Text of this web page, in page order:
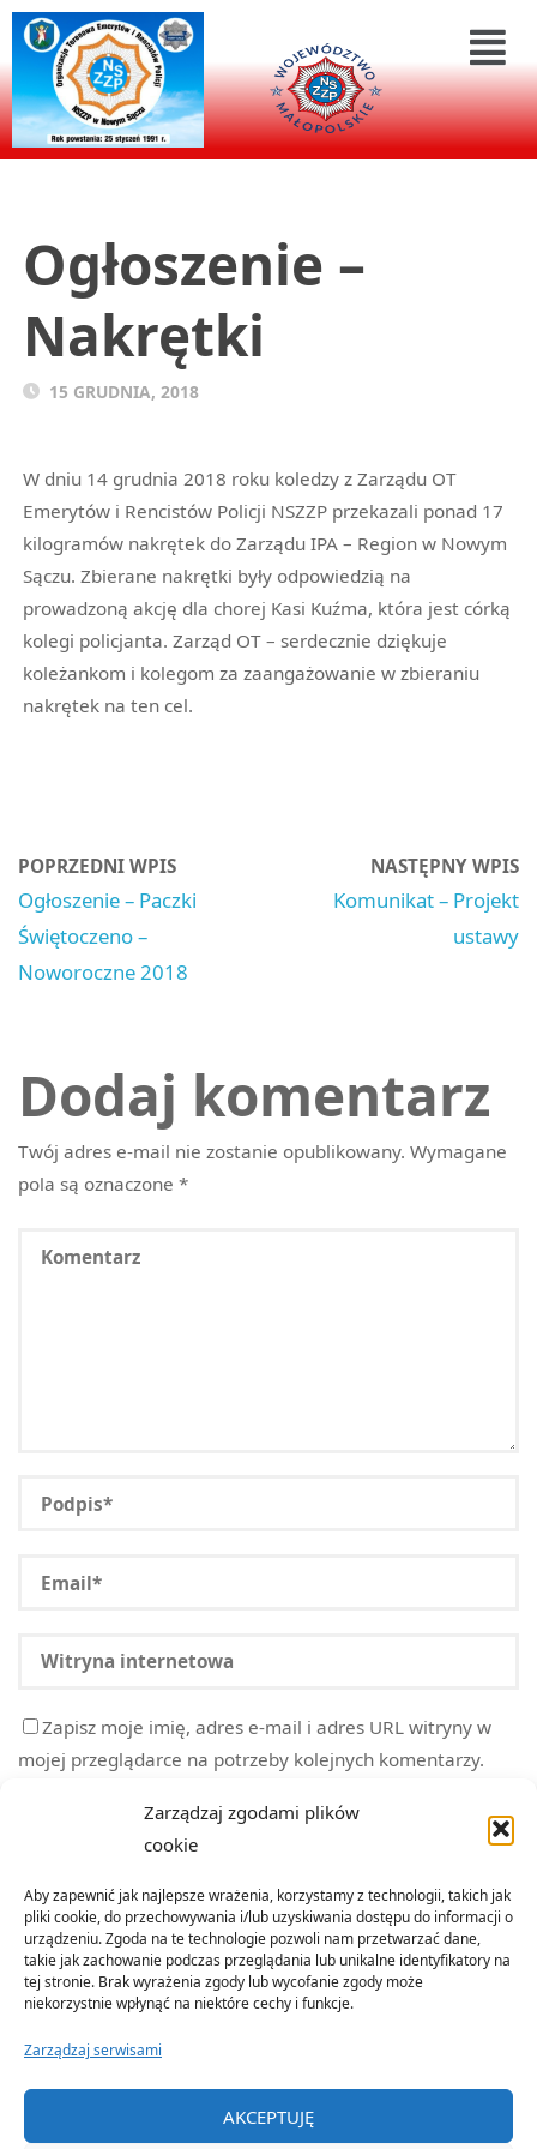
Zarządzaj zgodami plików
cookie
Aby zapewnić jak najlepsze wrażenia, korzystamy z technologii, takich jak
pliki cookie, do przechowywania i/lub uzyskiwania dostępu do informacji o
urządzeniu. Zgoda na te technologie pozwoli nam przetwarzać dane,
takie jak zachowanie podczas przeglądania lub unikalne identyfikatory na
tej stronie. Brak wyrażenia zgody lub wycofanie zgody może
niekorzystnie wpłynąć na niektóre cechy i funkcje.
Zarządzaj serwisami
AKCEPTUJĘ
Ogłoszenie –
Nakrętki
15 GRUDNIA, 2018
W dniu 14 grudnia 2018 roku koledzy z Zarządu OT
Emerytów i Rencistów Policji NSZZP przekazali ponad 17
kilogramów nakrętek do Zarządu IPA – Region w Nowym
Sączu. Zbierane nakrętki były odpowiedzią na
prowadzoną akcję dla chorej Kasi Kuźma, która jest córką
kolegi policjanta. Zarząd OT – serdecznie dziękuje
koleżankom i kolegom za zaangażowanie w zbieraniu
nakrętek na ten cel.
POPRZEDNI WPIS
Ogłoszenie – Paczki
Świętoczeno –
Noworoczne 2018
NASTĘPNY WPIS
Komunikat – Projekt
ustawy
Dodaj komentarz
Twój adres e-mail nie zostanie opublikowany. Wymagane
pola są oznaczone*
Zapisz moje imię, adres e-mail i adres URL witryny w
mojej przeglądarce na potrzeby kolejnych komentarzy.
©2022 Organizacja Terenowa Emerytów i Rencistów Policji w
Nowym Sączu